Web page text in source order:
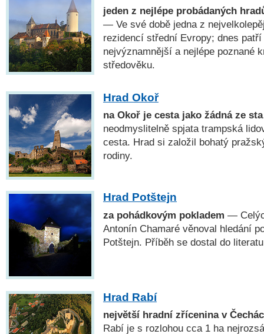
jeden z nejlépe probádaných
— Ve své době jedna z
rezidencí střední Evropy; dnes
nejvýznamnější a nejlépe poznané
středověku.
Hrad Okoř
na Okoř je cesta jako žádná ze
neodmyslitelně spjata trampská
cesta. Hrad si založil bohatý
rodiny.
Hrad Potštejn
za pohádkovým pokladem —
Antonín Chamaré věnoval hledání
Potštejn. Příběh se dostal do
Hrad Rabí
největší hradní zřícenina v
Rabí je s rozlohou cca 1 ha